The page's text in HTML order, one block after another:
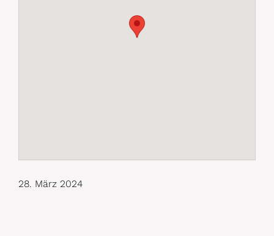
28. März 2024